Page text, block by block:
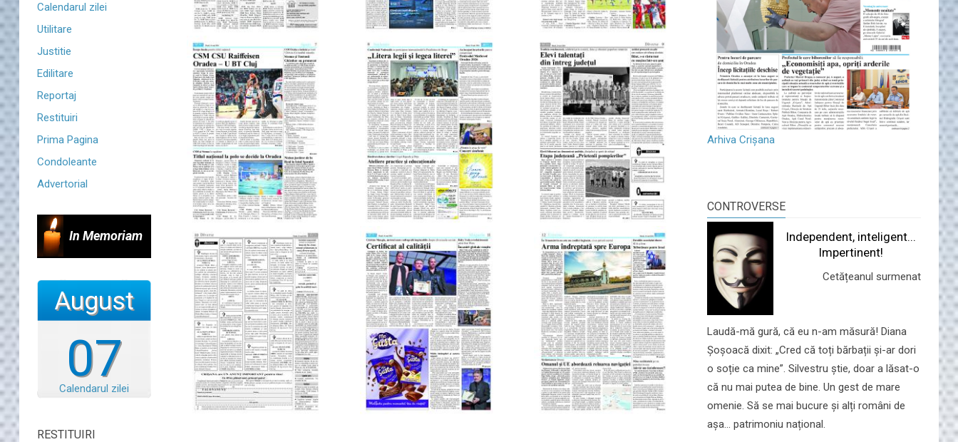
Calendarul zilei
Utilitare
Justitie
Edilitare
Reportaj
Restituiri
Prima Pagina
Condoleante
Advertorial
In Memoriam
07
August
Calendarul zilei
RESTITUIRI
Arhiva Crișana
CONTROVERSE
Independent, inteligent...
Impertinent!
Cetățeanul surmenat
Laudă-mă gură, că eu n-am măsură! Diana
Șoșoacă dixit: „Cred că toți bărbații și-ar dori
o soție ca mine”. Silvestru știe, doar a lăsat-o
că nu mai putea de bine. Un gest de mare
omenie. Să se mai bucure și alți români de
așa... patrimoniu național.